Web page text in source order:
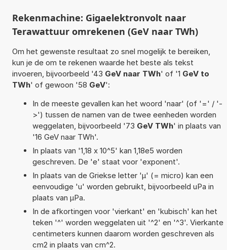
Rekenmachine: Gigaelektronvolt naar
Terawattuur omrekenen (GeV naar TWh)
Om het gewenste resultaat zo snel mogelijk te bereiken,
kun je de om te rekenen waarde het beste als tekst
invoeren, bijvoorbeeld '43 GeV naar TWh' of '1 GeV to
TWh' of gewoon '58 GeV':
In de meeste gevallen kan het woord 'naar' (of '=' / '-
>') tussen de namen van de twee eenheden worden
weggelaten, bijvoorbeeld '73 GeV TWh' in plaats van
'16 GeV naar TWh'.
In plaats van '1,18 x 10^5' kan 1,18e5 worden
geschreven. De 'e' staat voor 'exponent'.
In plaats van de Griekse letter 'µ' (= micro) kan een
eenvoudige 'u' worden gebruikt, bijvoorbeeld uPa in
plaats van µPa.
In de afkortingen voor 'vierkant' en 'kubisch' kan het
teken '^' worden weggelaten uit '^2' en '^3'. Vierkante
centimeters kunnen daarom worden geschreven als
cm2 in plaats van cm^2.